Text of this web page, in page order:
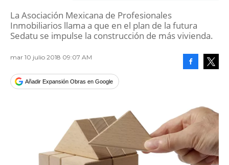
La Asociación Mexicana de Profesionales
Inmobiliarios llama a que en el plan de la futura
Sedatu se impulse la construcción de más vivienda.
mar 10 julio 2018 09:07 AM
Añadir Expansión Obras en Google